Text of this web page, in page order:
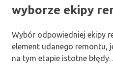
wyborze ekipy
Wybór odpowiedniej ekipy
element udanego remontu,
na tym etapie istotne